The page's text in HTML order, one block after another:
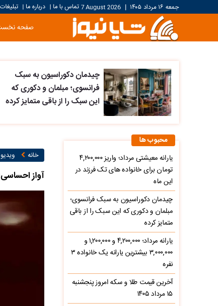
جمعه ۱۶ مرداد ۱۴۰۵ |
7 August 2026تماس با ما | درباره ما | تبلیغات
صفحه
چیدمان دکوراسیون به سبک
فرانسوی؛ مبلمان و دکوری که
این سبک را از باقی متمایز کرده
خانه ویدیو ۱
آواز
محبوب ها
یارانه معیشتی مرداد؛ واریز ۴,۲۰۰,۰۰۰
تومان برای خانواده های تک فرزند در
این ماه
چیدمان دکوراسیون به سبک فرانسوی؛
مبلمان و دکوری که این سبک را از باقی
متمایز کرده
یارانه مرداد؛ ۴,۲۰۰,۰۰۰ و ۱,۲۰۰,۰۰۰ و
۳,۰۰۰,۰۰۰ بیشترین یارانه یک خانواده ۳
نفره
آخرین قیمت طلا و سکه امروز پنجشنبه
۱۵ مرداد ۱۴۰۵